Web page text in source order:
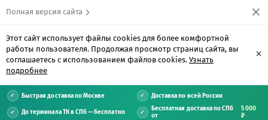
Полная версия сайта
Этот сайт использует файлы cookies для более комфортной
работы пользователя. Продолжая просмотр страниц сайта, вы
соглашаетесь с использованием файлов cookies. Узнать
подробнее
×
Быстрая доставка по Москве Доставка по всей России
До терминала ТК в СПб — бесплатно
Бесплатная доставка по СПб
от
5 000
₽